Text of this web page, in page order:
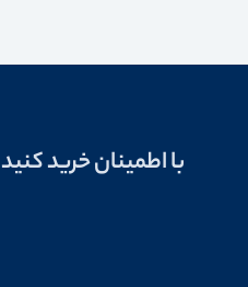
با اطمینان خرید کنید